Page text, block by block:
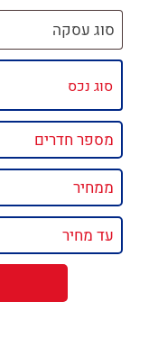
סוג עסקה